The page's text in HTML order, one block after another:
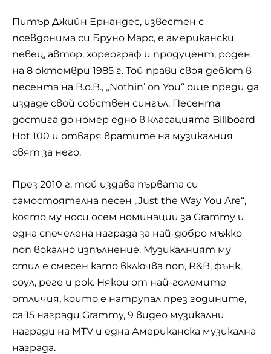
Питър Джийн Ернандес, известен с
псевдонима си Бруно Марс, е американски
певец, автор, хореограф и продуцент, роден
на 8 октомври 1985 г. Той прави своя дебют в
песента на B.o.B., „Nothin’ on You“ още преди да
издаде свой собствен сингъл. Песента
достига до номер едно в класацията Billboard
Hot 100 и отваря вратите на музикалния
свят за него.
През 2010 г. той издава първата си
самостоятелна песен „Just the Way You Are“,
която му носи осем номинации за Grammy и
една спечелена награда за най-добро мъжко
поп вокално изпълнение. Музикалният му
стил е смесен като включва поп, R&B, фънк,
соул, реге и рок. Някои от най-големите
отличия, които е натрупал през годините,
са 15 награди Grammy, 9 видео музикални
награди на MTV и една Американска музикална
награда.